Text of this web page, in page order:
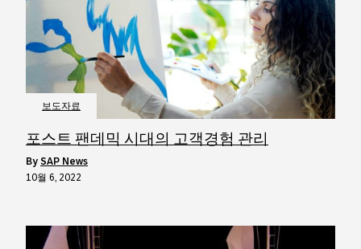
보도자료
포스트 팬데믹 시대의 고객경험 관리
by SAP News
10월 6, 2022